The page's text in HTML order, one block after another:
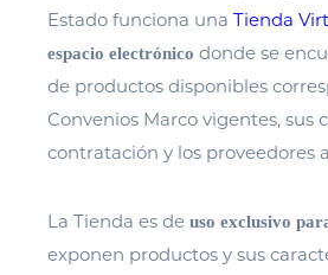
Estado funciona una Tienda
espacio electrónico donde se
de productos disponibles
Convenios Marco vigentes, sus
contratación y los proveedores
La Tienda es de uso exclusivo
exponen productos y sus